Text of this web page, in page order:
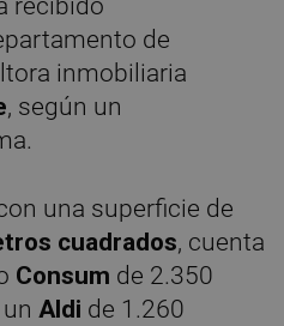
de
inmobiliaria
, según un
una superficie de
cuadrados, cuenta
Consum de 2.350
Aldi de 1.260